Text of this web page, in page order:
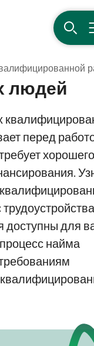
людей
перед
для
найма